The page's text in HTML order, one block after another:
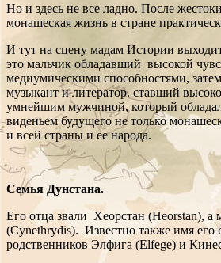
Но и здесь не все ладно. После
монашеская жизнь в стране
И тут на сцену мадам Истории
это мальчик обладавший высокой
медиумическими способностями,
музыкант и литератор. ставший
умнейшим мужчиной, который
виденьем будущего не только
и всей страны и ее народа.
Семья Дунстана.
Его отца звали Хеорстан (Heorstan), а
(Cynethrydis). Известно также имя его
родственников Элфига (Elfege) и